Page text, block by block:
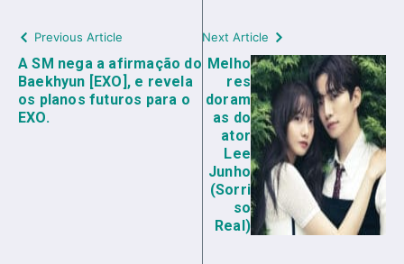
Previous Article
A SM nega a afirmação do
Baekhyun [EXO], e revela
os planos futuros para o
EXO.
Next Article
Melho
res
doram
as do
ator
Lee
Junho
(Sorri
so
Real)